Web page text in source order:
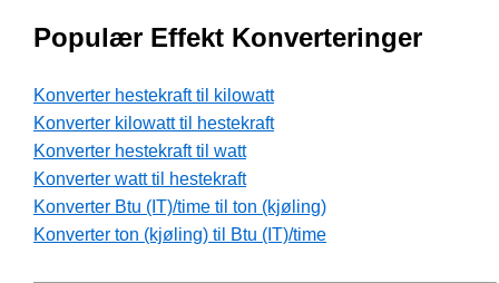
Populær Effekt Konverteringer
Konverter hestekraft til kilowatt
Konverter kilowatt til hestekraft
Konverter hestekraft til watt
Konverter watt til hestekraft
Konverter Btu (IT)/time til ton (kjøling)
Konverter ton (kjøling) til Btu (IT)/time